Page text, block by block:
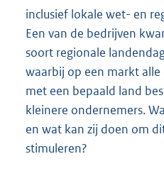
inclusief lokale wet- en
Een van de bedrijven
soort regionale
waarbij op een markt
met een bepaald land
kleinere ondernemers.
en wat kan zij doen om
stimuleren?